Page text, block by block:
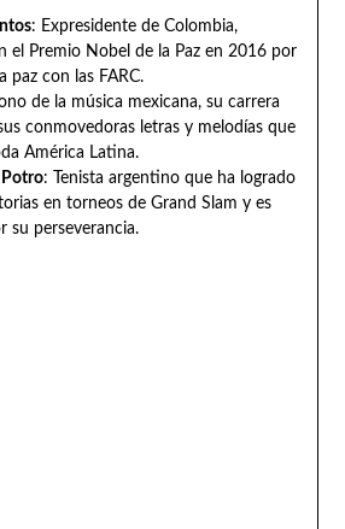
: Expresidente de Colombia,
el Premio Nobel de la Paz en 2016 por
paz con las FARC.
de la música mexicana, su carrera
conmovedoras letras y melodías que
América Latina.
: Tenista argentino que ha logrado
en torneos de Grand Slam y es
su perseverancia.